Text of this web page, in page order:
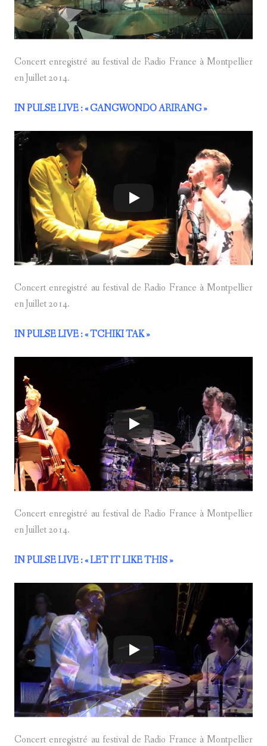
Concert enregistré au festival de Radio France à Montpellier
en Juillet 2014.
IN PULSE LIVE: « GANGWONDO ARIRANG »
Concert enregistré au festival de Radio France à Montpellier
en Juillet 2014.
IN PULSE LIVE: « TCHIKI TAK »
Concert enregistré au festival de Radio France à Montpellier
en Juillet 2014.
IN PULSE LIVE :« LET IT LIKE THIS »
Concert enregistré au festival de Radio France à Montpellier